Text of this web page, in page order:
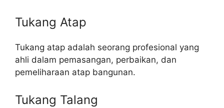
Tukang Atap
Tukang atap adalah seorang profesional yang
ahli dalam pemasangan, perbaikan, dan
pemeliharaan atap bangunan.
Tukang Talang